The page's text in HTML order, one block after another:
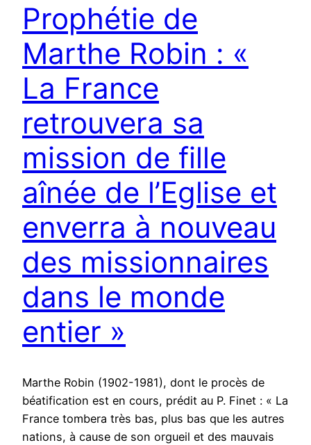
Prophétie de
Marthe Robin : «
La France
retrouvera sa
mission de fille
aînée de l’Eglise et
enverra à nouveau
des missionnaires
dans le monde
entier »
Marthe Robin (1902-1981), dont le procès de
béatification est en cours, prédit au P. Finet : « La
France tombera très bas, plus bas que les autres
nations, à cause de son orgueil et des mauvais